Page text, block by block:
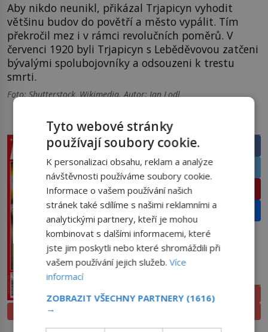
Aby nikdo neunikl, přikázal Trjapicyn vyhodit
většinu budov do povětří a město vypálit. Tím
překročil mez i v rámci revolučních poměrů. V
červenci 1920 byli Trjapicyn s Leběděvovou zatčeni
bývalými spolubojovníky a odsouzeni k trestu
smrti.
Foto: Shutterstock, Wikimedia. Autor: Jan Lodl
PRÁVĚ V PRODEJI
PROLISTOVAT
SDÍLEJTE ČLÁNEK
Facebook
Twitter
Pinterest
Email
ELEKTRONICKÉ
Tyto webové stránky
používají soubory cookie.
K personalizaci obsahu, reklam a analýze
návštěvnosti používáme soubory cookie.
Informace o vašem používání našich
stránek také sdílíme s našimi reklamními a
analytickými partnery, kteří je mohou
kombinovat s dalšími informacemi, které
jste jim poskytli nebo které shromáždili při
vašem používání jejich služeb.Více
informací
ZOBRAZIT VŠECHNY PARTNERY (1616)
→